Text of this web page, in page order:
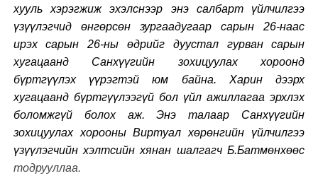
хууль хэрэгжиж эхэлснээр энэ салбарт үйлчилгээ
үзүүлэгчид өнгөрсөн зургаадугаар сарын26-наас
ирэх сарын 26-ны өдрийг дуустал гурван сарын
хугацаанд Санхүүгийн зохицуулах хороонд
бүртгүүлэх үүрэгтэй юм байна. Харин дээрх
хугацаанд бүртгүүлээгүй бол үйл ажиллагаа эрхлэх
боломжгүй болох аж. Энэ талаар Санхүүгийн
зохицуулах хорооны Виртуал хөрөнгийн үйлчилгээ
үзүүлэгчийн хэлтсийн хянан шалгагч Б.Батмөнхөөс
тодрууллаа.